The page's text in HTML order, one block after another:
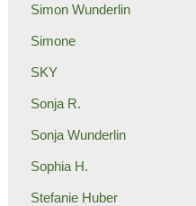
Simon Wunderlin
Simone
SKY
Sonja R.
Sonja Wunderlin
Sophia H.
Stefanie Huber